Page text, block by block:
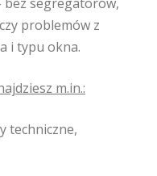
problemów z
i typu okna.
m.in.:
techniczne,